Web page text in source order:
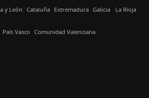
y León Cataluña Extremadura Galicia La Rioja
País Vasco Comunidad Valenciana